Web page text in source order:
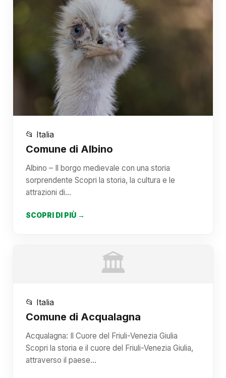
📂 Italia
Comune di Albino
Albino – Il borgo medievale con una storia
sorprendente Scopri la storia, la cultura e le
attrazioni di…
SCOPRI DI PIÙ →
🏛️
📂 Italia
Comune di Acqualagna
Acqualagna: Il Cuore del Friuli-Venezia Giulia
Scopri la storia e il cuore del Friuli-Venezia Giulia,
attraverso il paese…